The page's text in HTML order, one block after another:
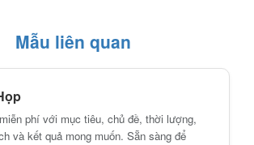
Mẫu liên quan
phí với mục tiêu, chủ đề, thời lượng,
và kết quả mong muốn. Sẵn sàng để